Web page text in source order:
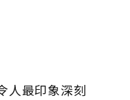
人最印象深刻